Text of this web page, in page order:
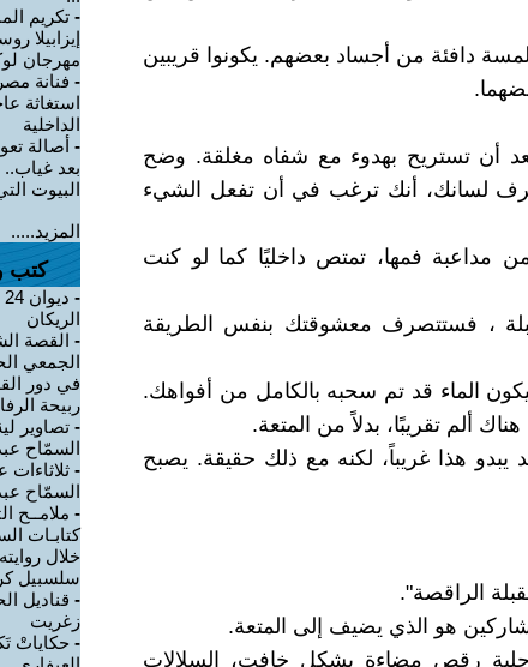
دافئة من أجساد بعضهم. يكونوا قريبين
أن تستريح بهدوء مع شفاه مغلقة. وضح
لسانك، أنك ترغب في أن تفعل الشيء
مداعبة فمها، تمتص داخليًا كما لو كنت
، فستتصرف معشوقتك بنفس الطريقة
الماء قد تم سحبه بالكامل من أفواهك.
ألم تقريبًا، بدلاً من المتعة.
يبدو هذا غريباً، لكنه مع ذلك حقيقة. يصبح
الراقصة".
هو الذي يضيف إلى المتعة.
رقص مضاءة بشكل خافت، السلالات
- تكريم
إيزابيلا
مهرجان
- فنانة
استغاثة
الداخلية
- أصالة
بعد غياب..
البيوت
المزيد.....
كتب
-
الريكان
- القصة
الجمعي
في دور
ربيحة
- تصاوير
السمّاح
-
السمّاح
- ملامــح
كتابـات
خلال
سلسبيل
- قناديل
زغريت
- حكاياتْ